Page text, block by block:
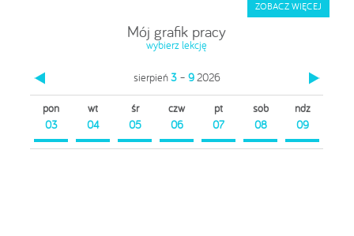
ZOBACZ WIĘCEJ
Mój grafik pracy
wybierz lekcję
sierpień3– 92026
pon
03
wt
04
śr
05
czw
06
pt
07
sob
08
ndz
09